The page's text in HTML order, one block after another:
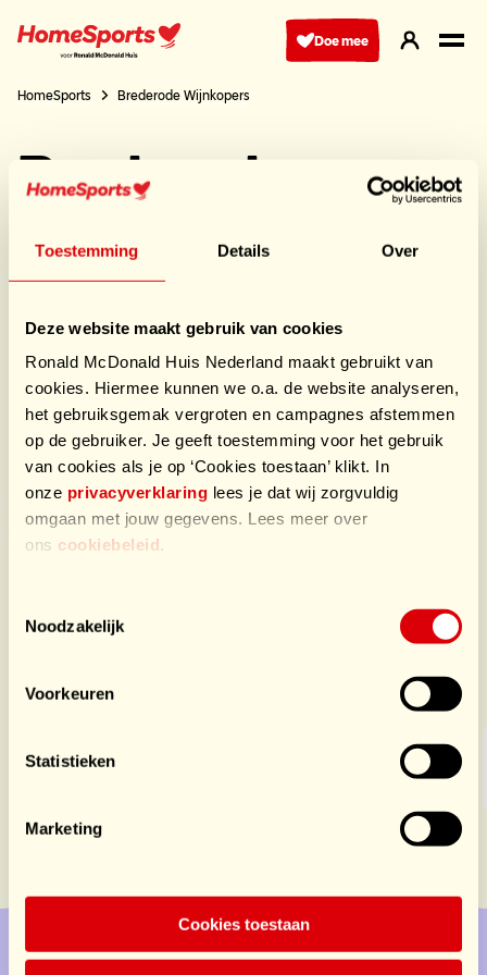
Toestemming Details Over
Deze website maakt gebruik van cookies
Ronald McDonald Huis Nederland maakt gebruikt van
cookies. Hiermee kunnen we o.a. de website analyseren,
het gebruiksgemak vergroten en campagnes afstemmen
op de gebruiker. Je geeft toestemming voor het gebruik
van cookies als je op ‘Cookies toestaan’ klikt. In
onze privacyverklaring lees je dat wij zorgvuldig
omgaan met jouw gegevens. Lees meer over
ons cookiebeleid.
Noodzakelijk
Voorkeuren
Statistieken
Marketing
Cookies toestaan
naar
hoofdnavigatie
Doe mee
HomeSports Brederode Wijnkopers
Brederode
Wijnkopers
Mede dankzij al onze partners en leveranciers
Deel deze sponsor
Sponsors HomeSports